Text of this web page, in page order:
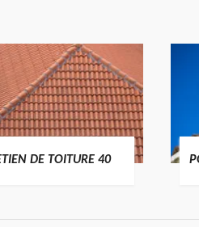
DE TOITURE 40